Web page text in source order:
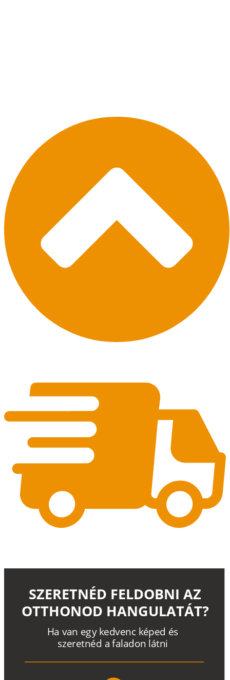
Ha van egy kedvenc képed és
szeretnéd a faladon látni
SZERETNÉD FELDOBNI AZ
OTTHONOD HANGULATÁT?